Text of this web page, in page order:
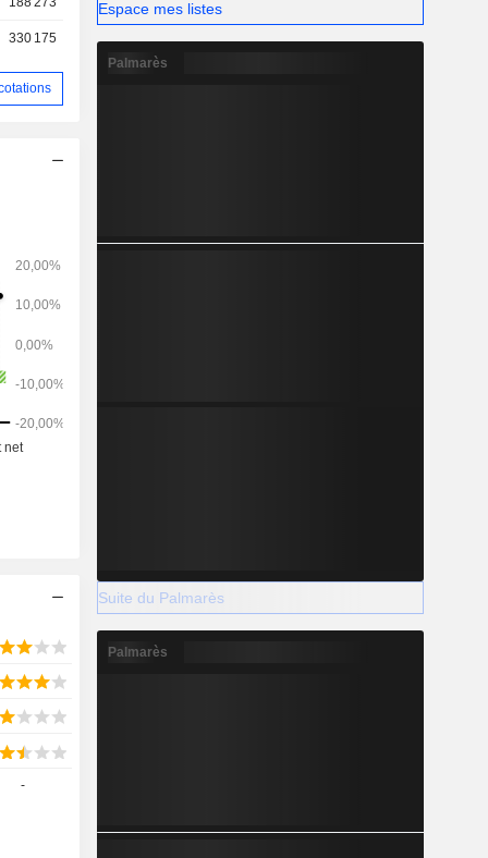
330 175
-
Espace mes listes
Palmarès
Suite du Palmarès
Palmarès